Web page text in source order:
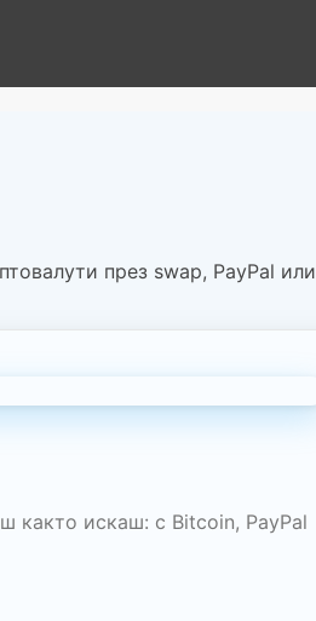
през swap, PayPal или
както искаш: с Bitcoin, PayPal